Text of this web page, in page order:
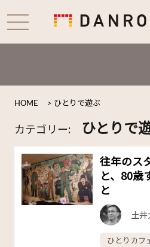
HOME > ひとりで遊ぶ
カテゴリー: ひとりで
往年のス
と、80歳
と
土
ひとりカフ